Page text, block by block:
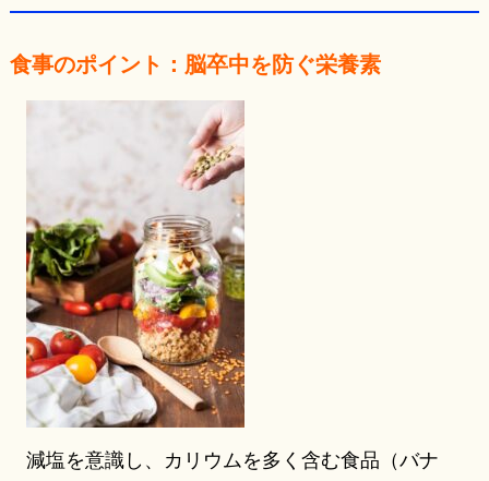
食事のポイント：脳卒中を防ぐ栄養素
減塩を意識し、カリウムを多く含む食品（バナ